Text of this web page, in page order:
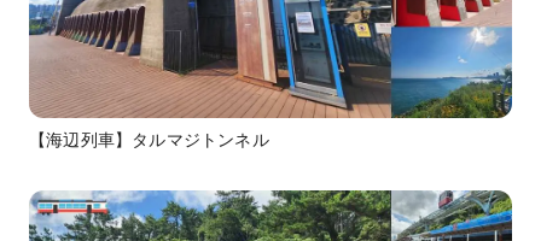
【海辺列車】タルマジトンネル